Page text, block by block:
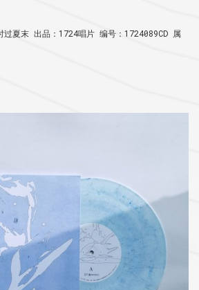
过夏末 出品：1724唱片 编号：1724089CD 属